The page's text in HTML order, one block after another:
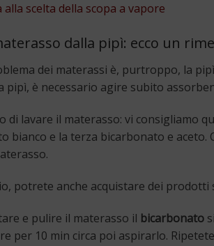
alla scelta della scopa a vapore
dalla pipì: ecco un
dei materassi è, purtroppo, la
pipì, è necessario agire subito
di lavare il materasso: vi consigliamo
bianco e la terza bicarbonato e
potrete anche acquistare dei prodotti
e pulire il materasso il bicarbonato
per 10 min circa poi aspirarlo.